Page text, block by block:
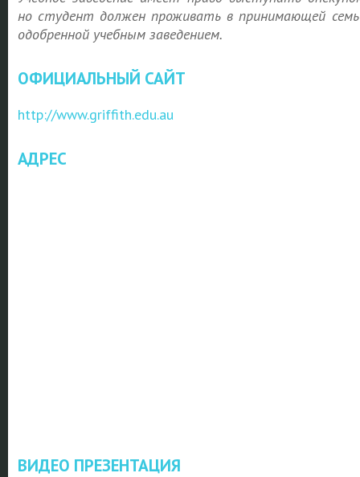
но студент должен проживать в принимающей
одобренной учебным заведением.
ОФИЦИАЛЬНЫЙ САЙТ
http://www.griffith.edu.au
АДРЕС
ВИДЕО ПРЕЗЕНТАЦИЯ